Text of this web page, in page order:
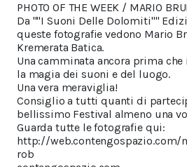
PHOTO OF THE WEEK / MARIO
Da ""I Suoni Delle Dolomiti""
queste fotografie vedono Mario
Kremerata Batica.
Una camminata ancora prima
la magia dei suoni e del luogo.
Una vera meraviglia!
Consiglio a tutti quanti di
bellissimo Festival almeno una
Guarda tutte le fotografie qui:
http://web.contengospazio.com/
rob